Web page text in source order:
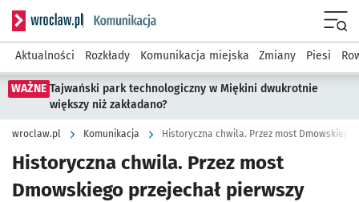
Serwis informacyjny wroclaw.pl podserwis: Komunikacja
Aktualności Rozkłady Komunikacja miejska Zmiany Piesi
WAŻNE Tajwański park technologiczny w Miękini dwukrotnie
większy niż zakładano?
wroclaw.pl Komunikacja
Historyczna chwila. Przez most
Dmowskiego przejechał pierwszy